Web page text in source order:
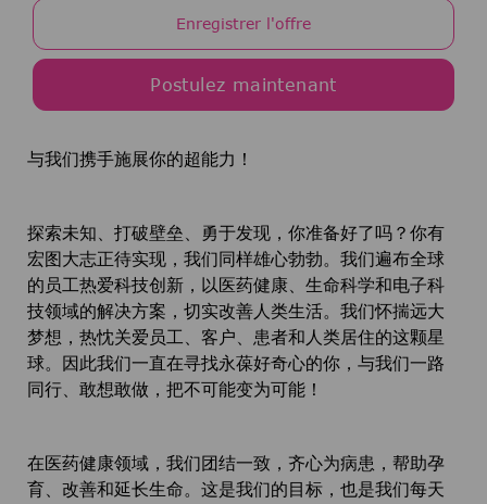
Enregistrer l'offre
Postulez maintenant
与我们携手施展你的超能力！
探索未知、打破壁垒、勇于发现，你准备好了吗？你有
宏图大志正待实现，我们同样雄心勃勃。我们遍布全球
的员工热爱科技创新，以医药健康、生命科学和电子科
技领域的解决方案，切实改善人类生活。我们怀揣远大
梦想，热忱关爱员工、客户、患者和人类居住的这颗星
球。因此我们一直在寻找永葆好奇心的你，与我们一路
同行、敢想敢做，把不可能变为可能！
在医药健康领域，我们团结一致，齐心为病患，帮助孕
育、改善和延长生命。这是我们的目标，也是我们每天